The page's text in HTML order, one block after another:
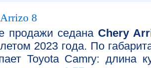
8
продажи седана Chery
2023 года. По
Toyota Camry: длина